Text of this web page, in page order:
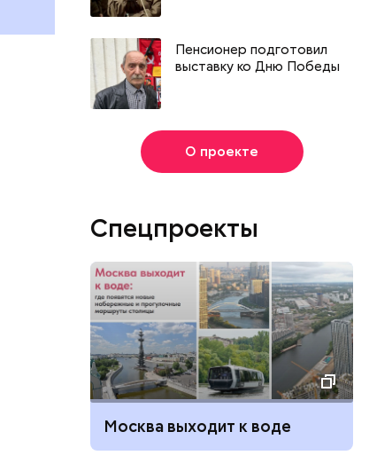
Пенсионер подготовил
выставку ко Дню Победы
О проекте
Спецпроекты
Москва выходит к воде